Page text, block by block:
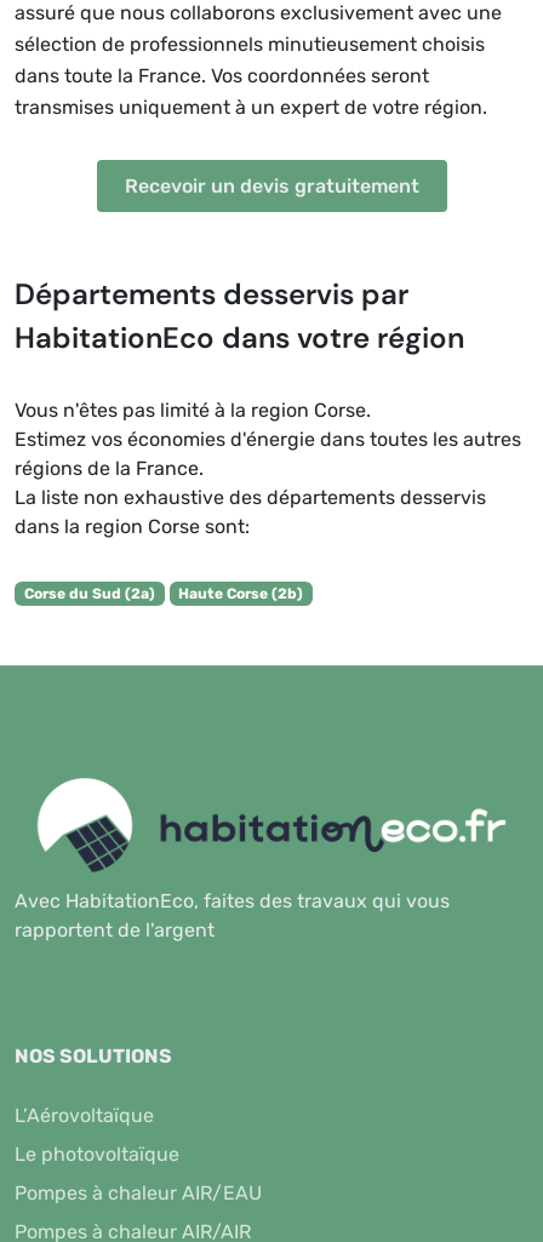
assuré que nous collaborons exclusivement avec une
sélection de professionnels minutieusement choisis
dans toute la France. Vos coordonnées seront
transmises uniquement à un expert de votre région.
Recevoir un devis gratuitement
Départements desservis par
HabitationEco dans votre région
Vous n'êtes pas limité à la region Corse.
Estimez vos économies d'énergie dans toutes les autres
régions de la France.
La liste non exhaustive des départements desservis
dans la region Corse sont:
Corse du Sud (2a) Haute Corse (2b)
Avec HabitationEco, faites des travaux qui vous
rapportent de l'argent
NOS SOLUTIONS
L’Aérovoltaïque
Le photovoltaïque
Pompes à chaleur AIR/EAU
Pompes à chaleur AIR/AIR